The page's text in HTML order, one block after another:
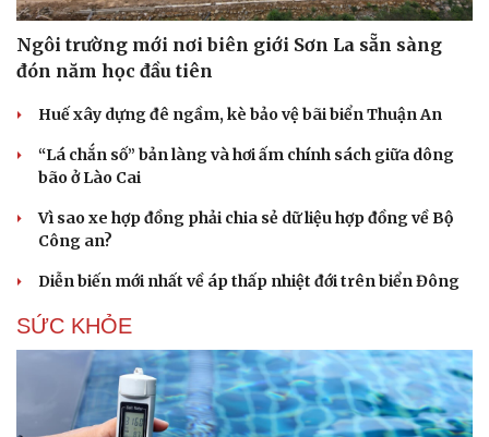
Ngôi trường mới nơi biên giới Sơn La sẵn sàng
đón năm học đầu tiên
Huế xây dựng đê ngầm, kè bảo vệ bãi biển Thuận An
“Lá chắn số” bản làng và hơi ấm chính sách giữa dông
bão ở Lào Cai
Vì sao xe hợp đồng phải chia sẻ dữ liệu hợp đồng về Bộ
Công an?
Diễn biến mới nhất về áp thấp nhiệt đới trên biển Đông
SỨC KHỎE